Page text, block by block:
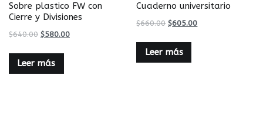
Sobre plastico FW con
Cierre y Divisiones
$640.00 $580.00
Leer más
Cuaderno universitario
$660.00 $605.00
Leer más